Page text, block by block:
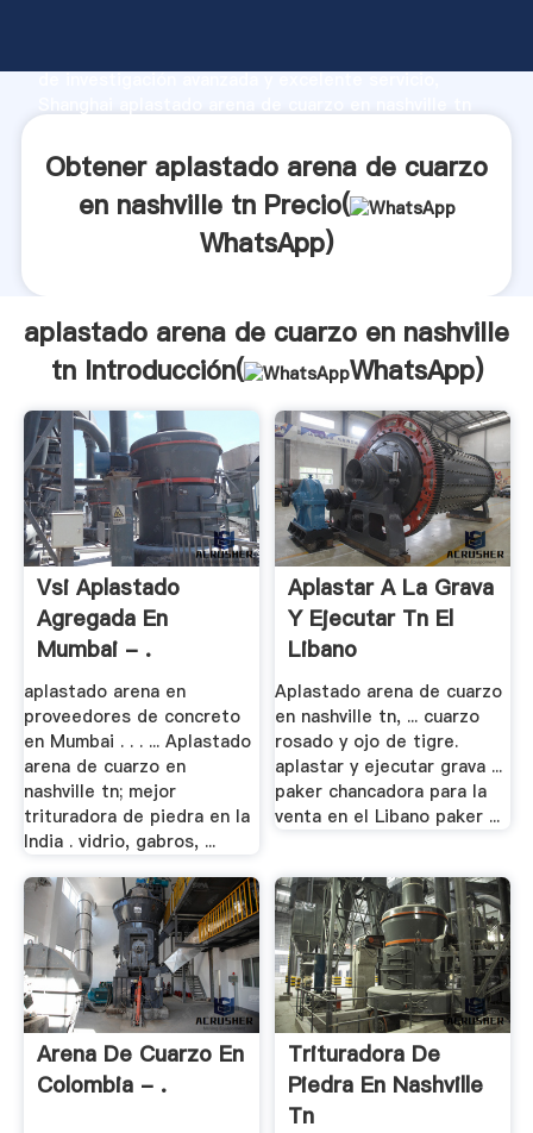
de investigación avanzada y excelente servicio,
clientes.
Obtener aplastado arena de cuarzo
en nashville tn Precio(
WhatsApp)
aplastado arena de cuarzo en nashville
tn Introducción(
WhatsApp)
Vsi Aplastado
Agregada En
Mumbai - .
aplastado arena en
proveedores de concreto
en Mumbai . . . ... Aplastado
arena de cuarzo en
nashville tn; mejor
trituradora de piedra en la
India . vidrio, gabros, ...
Aplastar A La Grava
Y Ejecutar Tn El
Libano
Aplastado arena de cuarzo
en nashville tn, ... cuarzo
rosado y ojo de tigre.
aplastar y ejecutar grava ...
paker chancadora para la
venta en el Libano paker ...
Arena De Cuarzo En
Colombia - .
Trituradora De
Piedra En Nashville
Tn